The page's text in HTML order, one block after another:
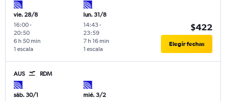
vie. 28/8
16:00-
20:50
1 escala
6 h 50 min
lun. 31/8
14:43-
23:59
1 escala
7 h 16 min
$422
Elegir fechas
AUS RDM
sáb. 30/1
mié. 3/2